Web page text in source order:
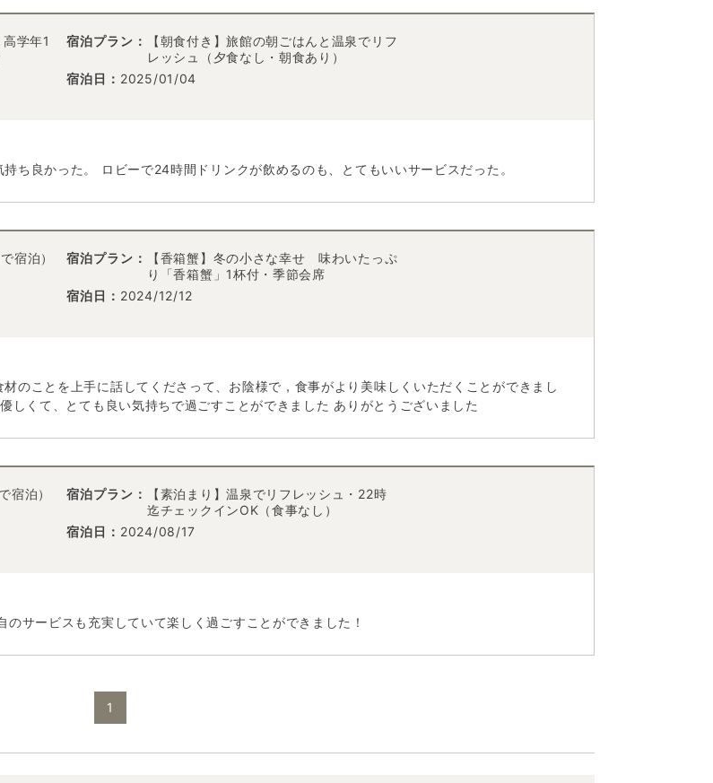
学年1
宿泊日： 2025/01/04
宿泊プラン：
【朝食付き】旅館の朝ごはんと温泉でリフ
レッシュ（夕食なし・朝食あり）
ち良かった。 ロビーで24時間ドリンクが飲めるのも、とてもいいサービスだった。
宿泊）
宿泊日： 2024/12/12
宿泊プラン：
【香箱蟹】冬の小さな幸せ 味わいたっぷ
り「香箱蟹」1杯付・季節会席
のことを上手に話してくださって、お陰様で，食事がより美味しくいただくことができまし
しくて、とても良い気持ちで過ごすことができました ありがとうございました
宿泊）
宿泊日： 2024/08/17
宿泊プラン：
【素泊まり】温泉でリフレッシュ・22時
迄チェックインOK（食事なし）
サービスも充実していて楽しく過ごすことができました！
1